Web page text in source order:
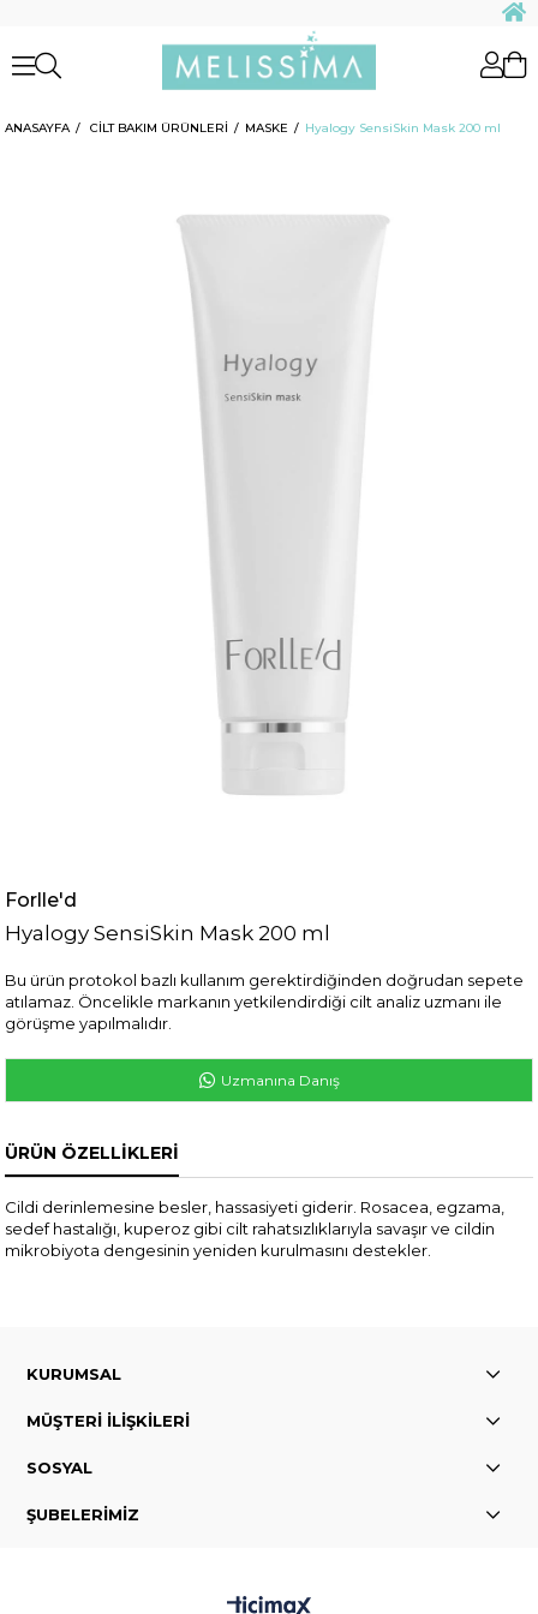
ANASAYFA CİLT BAKIM ÜRÜNLERİ MASKE Hyalogy SensiSkin Mask 200 ml
Hyalogy SensiSkin Mask 200 ml
Forlle'd
Bu ürün protokol bazlı kullanım gerektirdiğinden doğrudan sepete
atılamaz. Öncelikle markanın yetkilendirdiği cilt analiz uzmanı ile
görüşme yapılmalıdır.
Uzmanına Danış
ÜRÜN ÖZELLIKLERI
Cildi derinlemesine besler, hassasiyeti giderir. Rosacea, egzama,
sedef hastalığı, kuperoz gibi cilt rahatsızlıklarıyla savaşır ve cildin
mikrobiyota dengesinin yeniden kurulmasını destekler.
KURUMSAL
MÜŞTERİ İLİŞKİLERİ
SOSYAL
ŞUBELERİMİZ